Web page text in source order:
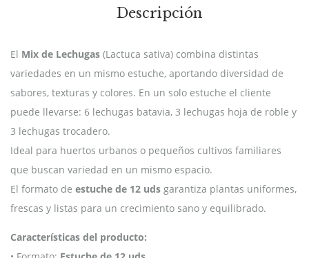
Descripción
El Mix de Lechugas (Lactuca sativa) combina distintas
variedades en un mismo estuche, aportando diversidad de
sabores, texturas y colores. En un solo estuche el cliente
puede llevarse: 6 lechugas batavia, 3 lechugas hoja de roble y
3 lechugas trocadero.
Ideal para huertos urbanos o pequeños cultivos familiares
que buscan variedad en un mismo espacio.
El formato de estuche de 12 uds garantiza plantas uniformes,
frescas y listas para un crecimiento sano y equilibrado.
Características del producto: